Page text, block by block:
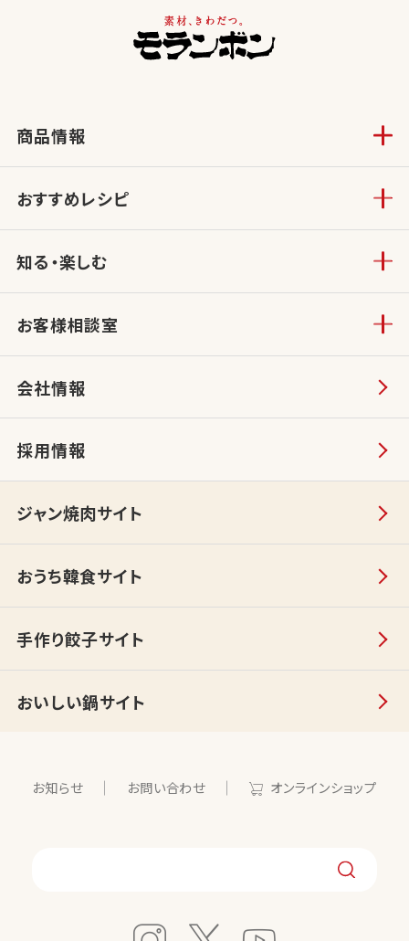
商品情報
おすすめレシピ
知る・楽しむ
お客様相談室
会社情報
採用情報
ジャン焼肉サイト
おうち韓食サイト
手作り餃子サイト
おいしい鍋サイト
お知らせ お問い合わせ オンラインショップ